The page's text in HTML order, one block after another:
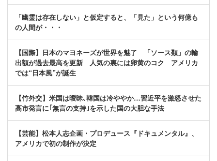
「幽霊は存在しない」と仮定すると、「見た」という何億も
の人間が・・・
【国際】日本のマヨネーズが世界を魅了 「ソース類」の輸
出額が過去最高を更新 人気の裏には卵黄のコク アメリカ
では“日本風”が誕生
【竹外交】米国は曖昧､韓国は冷ややか…習近平を激怒させた
高市発言に｢無言の支持｣を示した国の大胆な手法
【芸能】松本人志企画・プロデュース『ドキュメンタル』、
アメリカで初の制作が決定